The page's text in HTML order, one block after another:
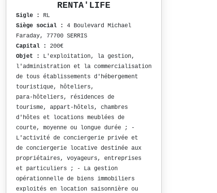
RENTA'LIFE
Sigle :
RL
Siège social :
4 Boulevard Michael
Faraday, 77700 SERRIS
Capital :
200€
Objet :
L'exploitation, la gestion,
l'administration et la commercialisation
de tous établissements d'hébergement
touristique, hôteliers,
para-hôteliers, résidences de
tourisme, appart-hôtels, chambres
d'hôtes et locations meublées de
courte, moyenne ou longue durée ; -
L'activité de conciergerie privée et
de conciergerie locative destinée aux
propriétaires, voyageurs, entreprises
et particuliers ; - La gestion
opérationnelle de biens immobiliers
exploités en location saisonnière ou